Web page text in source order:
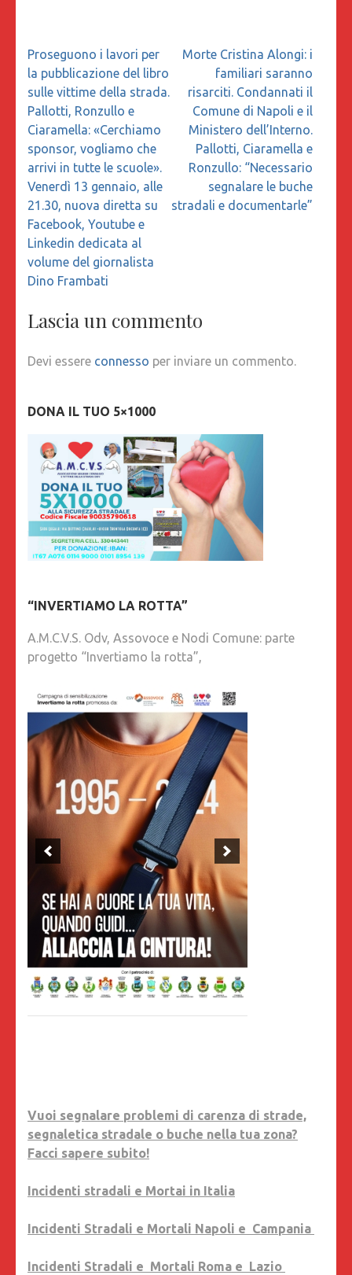
Navigazione
articoli
Proseguono i lavori per
la pubblicazione del libro
sulle vittime della strada.
Pallotti, Ronzullo e
Ciaramella: «Cerchiamo
sponsor, vogliamo che
arrivi in tutte le scuole».
Venerdì 13 gennaio, alle
21.30, nuova diretta su
Facebook, Youtube e
Linkedin dedicata al
volume del giornalista
Dino Frambati
Morte Cristina Alongi: i
familiari saranno
risarciti. Condannati il
Comune di Napoli e il
Ministero dell’Interno.
Pallotti, Ciaramella e
Ronzullo: “Necessario
segnalare le buche
stradali e documentarle”
Lascia un commento
Devi essere connesso per inviare un commento.
DONA IL TUO 5×1000
“INVERTIAMO LA ROTTA”
A.M.C.V.S. Odv, Assovoce e Nodi Comune: parte
progetto “Invertiamo la rotta”,
Vuoi segnalare problemi di carenza di strade,
segnaletica stradale o buche nella tua zona?
Facci sapere subito!
Incidenti stradali e Mortai in Italia
Incidenti Stradali e Mortali Napoli e Campania
Incidenti Stradali e Mortali Roma e Lazio